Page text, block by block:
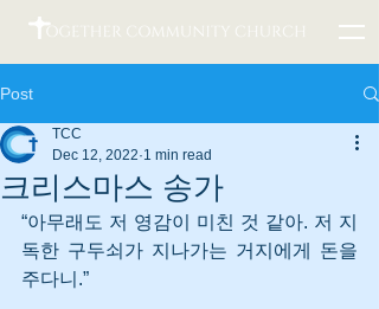
Post
크리스마스 송가
TCC
Dec 12, 2022 1 min read
“아무래도 저 영감이 미친 것 같아. 저 지
독한 구두쇠가 지나가는 거지에게 돈을
주다니.”